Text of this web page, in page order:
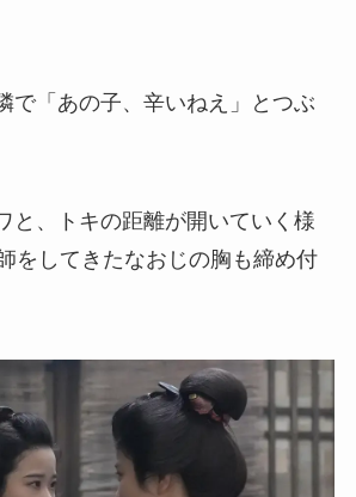
で「あの子、辛いねえ」とつぶ
と、トキの距離が開いていく様
をしてきたなおじの胸も締め付